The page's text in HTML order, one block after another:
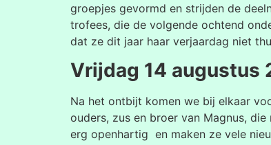
groepjes gevormd en strijden de
trofees, die de volgende ochtend
dat ze dit jaar haar verjaardag niet
Vrijdag 14 augustus
Na het ontbijt komen we bij elkaar
ouders, zus en broer van Magnus,
erg openhartig en maken ze vele